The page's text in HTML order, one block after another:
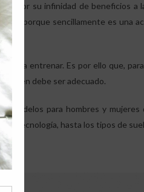
por su infinidad de beneficios a
o porque sencillamente es una
para entrenar. Es por ello que,
debe ser adecuado.
modelos para hombres y mujeres
y tecnología, hasta los tipos de